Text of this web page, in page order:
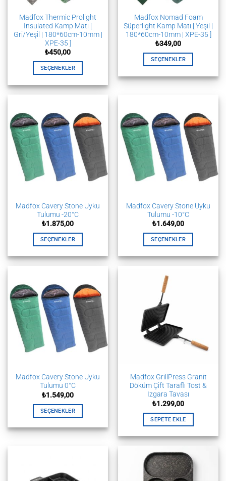
Madfox Thermic Prolight
Insulated Kamp Matı [
Gri/Yeşil | 180*60cm-10mm |
XPE-35 ]
₺450,00
SEÇENEKLER
ürünün
fazla
varyasyonu
var.
Seçenekler
ürün
sayfasından
seçilebilir
Madfox Nomad Foam
Süperlight Kamp Matı [ Yeşil |
180*60cm-10mm | XPE-35 ]
₺349,00
SEÇENEKLER
ürünün
varyasyonu
var.
Seçenekler
ürün
sayfasından
seçilebilir
Madfox Cavery Stone Uyku
Tulumu -20°C
₺1.875,00
SEÇENEKLER
ürünün
fazla
varyasyonu
var.
Seçenekler
ürün
sayfasından
seçilebilir
Madfox Cavery Stone Uyku
Tulumu -10°C
₺1.649,00
SEÇENEKLER
ürünün
fazla
var.
ürün
sayfasından
seçilebilir
Madfox Cavery Stone Uyku
Tulumu 0°C
₺1.549,00
SEÇENEKLER
ürünün
var.
Madfox GrillPress Granit
Döküm Çift Taraflı Tost &
Izgara Tavası
₺1.299,00
SEPETE EKLE